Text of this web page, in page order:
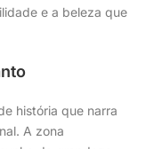
e a beleza que
história que narra
A zona